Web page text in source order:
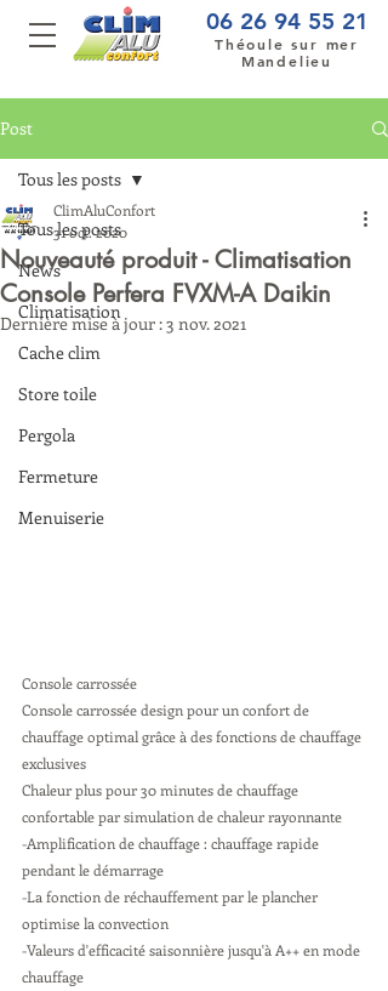
06 26 94 55 21
Théoule sur mer
Mandelieu
Post
Tous les posts
News
Climatisation
Cache clim
Store toile
Pergola
Fermeture
Menuiserie
Tous les posts
Nouveauté produit - Climatisation
Console Perfera FVXM-A Daikin
ClimAluConfort
31 oct. 2020
Dernière mise à jour :3 nov. 2021
Console carrossée
Console carrossée design pour un confort de
chauffage optimal grâce à des fonctions de chauffage
exclusives
Chaleur plus pour 30 minutes de chauffage
confortable par simulation de chaleur rayonnante
-Amplification de chauffage : chauffage rapide
pendant le démarrage
-La fonction de réchauffement par le plancher
optimise la convection
-Valeurs d'efficacité saisonnière jusqu'à A++ en mode
chauffage